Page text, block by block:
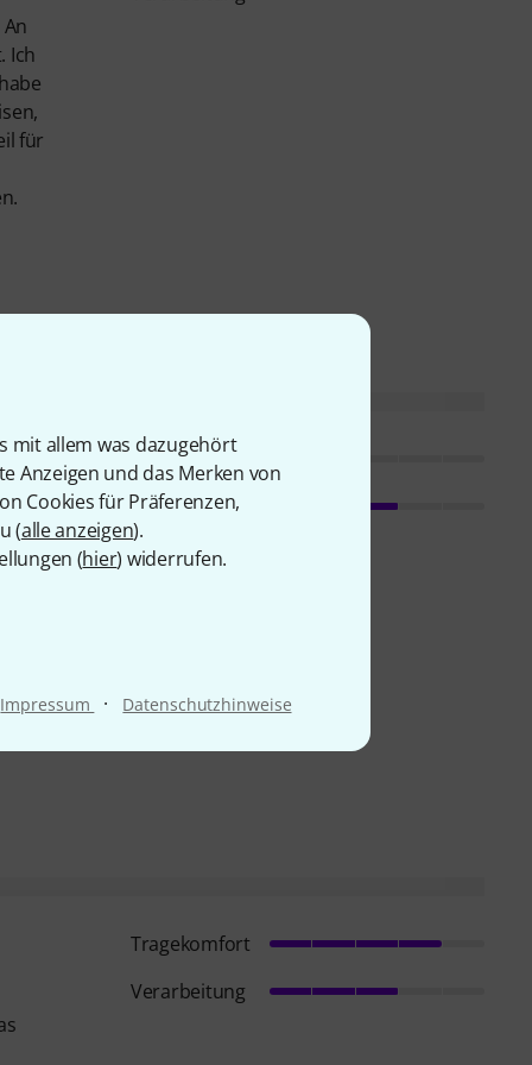
mit allem was dazugehört
Anzeigen und das Merken von
Cookies für Präferenzen,
(alle anzeigen).
(hier) widerrufen.
Impressum · Datenschutzhinweise
Ich
für
Tragekomfort
Verarbeitung
Tragekomfort
Verarbeitung